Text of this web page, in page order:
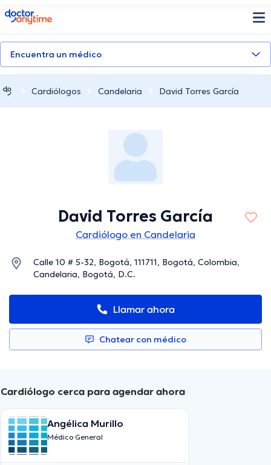
doctoranytime
Encuentra un médico
Cardiólogos Candelaria David Torres García
David Torres García
Cardiólogo en Candelaria
Calle 10 # 5-32, Bogotá, 111711, Bogotá, Colombia,
Candelaria, Bogotá, D.C.
Llamar ahora
Chatear con médico
Cardiólogo cerca para agendar ahora
Angélica Murillo
Médico General